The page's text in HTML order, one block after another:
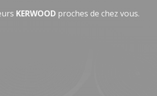
KERWOOD proches de chez vous.